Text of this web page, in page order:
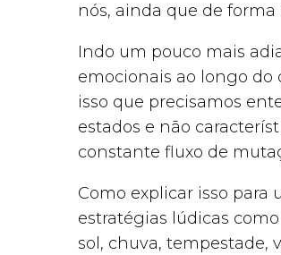
nós, ainda que de
Indo um pouco mais
emocionais ao longo do
isso que precisamos
estados e não
constante fluxo de
Como explicar isso para
estratégias lúdicas
sol, chuva, tempestade,